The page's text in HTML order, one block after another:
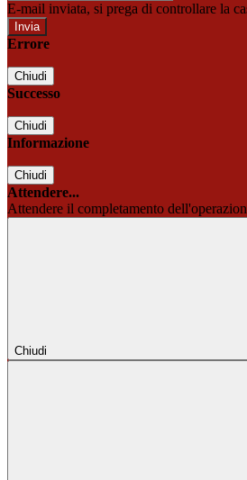
E-mail inviata, si prega di controllare la
Errore
Chiudi
Successo
Chiudi
Informazione
Chiudi
Attendere...
Attendere il completamento
Chiudi